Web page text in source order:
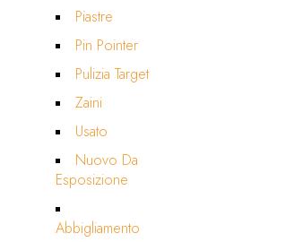
Piastre
Pin Pointer
Pulizia Target
Zaini
Usato
Nuovo Da
Esposizione
Abbigliamento